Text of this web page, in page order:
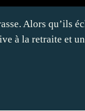
Alors qu’ils
à la retraite et